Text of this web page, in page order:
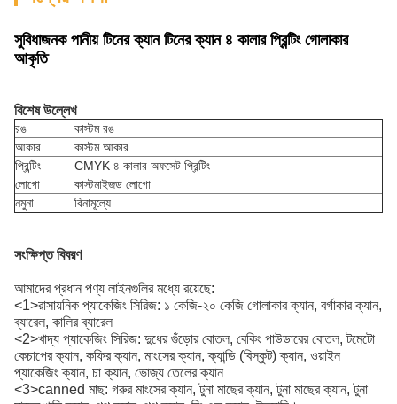
সুবিধাজনক পানীয় টিনের ক্যান টিনের ক্যান ৪ কালার প্রিন্টিং গোলাকার
আকৃতি
বিশেষ উল্লেখ
রঙ
কাস্টম রঙ
আকার
কাস্টম আকার
প্রিন্টিং
CMYK ৪ কালার অফসেট প্রিন্টিং
লোগো
কাস্টমাইজড লোগো
নমুনা
বিনামূল্যে
সংক্ষিপ্ত বিবরণ
আমাদের প্রধান পণ্য লাইনগুলির মধ্যে রয়েছে:
<1>রাসায়নিক প্যাকেজিং সিরিজ: ১ কেজি-২০ কেজি গোলাকার ক্যান, বর্গাকার ক্যান,
ব্যারেল, কালির ব্যারেল
<2>খাদ্য প্যাকেজিং সিরিজ: দুধের গুঁড়োর বোতল, বেকিং পাউডারের বোতল, টমেটো
কেচাপের ক্যান, কফির ক্যান, মাংসের ক্যান, ক্যান্ডি (বিস্কুট) ক্যান, ওয়াইন
প্যাকেজিং ক্যান, চা ক্যান, ভোজ্য তেলের ক্যান
<3>canned মাছ: গরুর মাংসের ক্যান, টুনা মাছের ক্যান, টুনা মাছের ক্যান, টুনা